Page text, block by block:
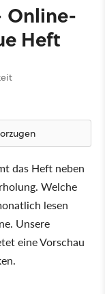
Online-
Heft
das Heft neben
Welche
lesen
Unsere
eine Vorschau